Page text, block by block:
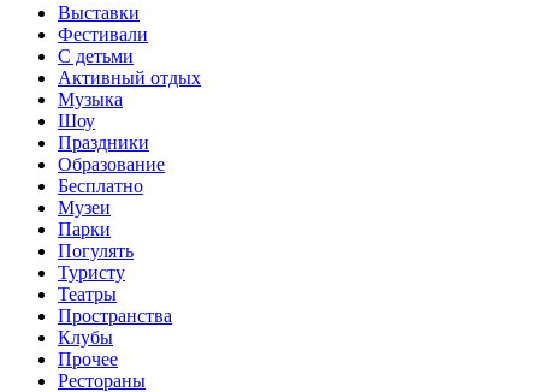
Выставки
Фестивали
С детьми
Активный отдых
Музыка
Шоу
Праздники
Образование
Бесплатно
Музеи
Парки
Погулять
Туристу
Театры
Пространства
Клубы
Прочее
Рестораны